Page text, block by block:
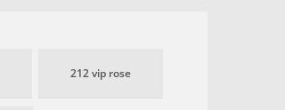
alta tolerancia cutánea, es no
212 vip rose